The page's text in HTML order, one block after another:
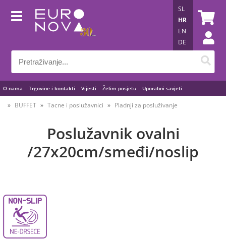
O nama Trgovine i kontakti Vijesti Želim posjetu Uporabni savjeti
SL
HR
EN
DE
BUFFET Tacne i poslužavnici Pladnji za posluživanje
Poslužavnik ovalni
/27x20cm/smeđi/noslip